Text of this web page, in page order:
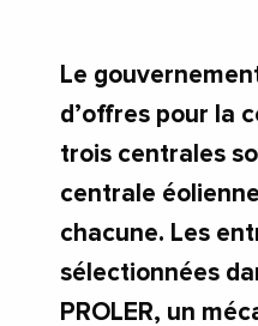
Le
d’offres pour la
trois centrales
centrale
chacune. Les
sélectionnées
PROLER, un